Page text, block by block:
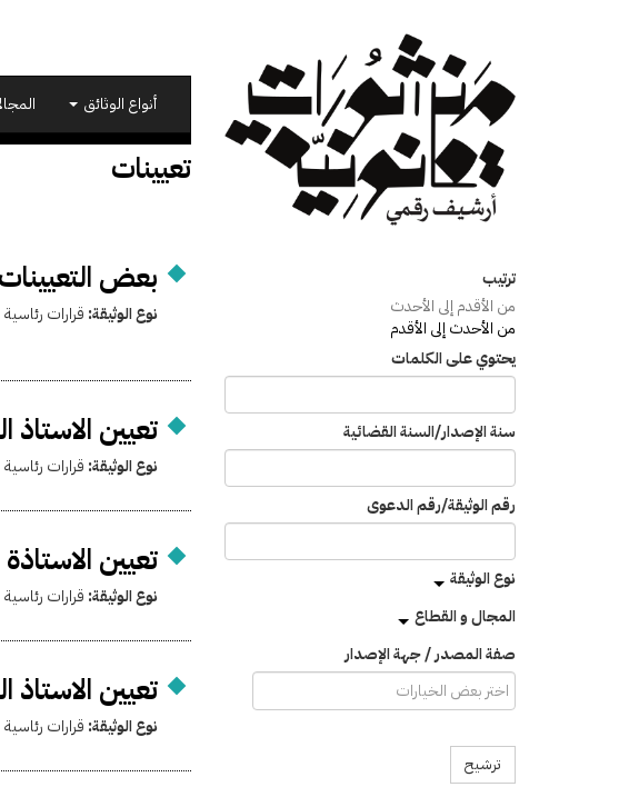
أنواع الوثائق
تعيينات
ترتيب
من الأقدم إلى الأحدث
من الأحدث إلى الأقدم
يحتوي على الكلمات
سنة الإصدار/السنة القضائية
رقم الوثيقة/رقم الدعوى
نوع الوثيقة
المجال و القطاع
صفة المصدر / جهة الإصدار
ترشيح
بعض التعيينات
نوع الوثيقة: قرارات رئاسية
تعيين
نوع الوثيقة: قرارات رئاسية
تعيين
نوع الوثيقة: قرارات رئاسية
تعيين
نوع الوثيقة: قرارات رئاسية